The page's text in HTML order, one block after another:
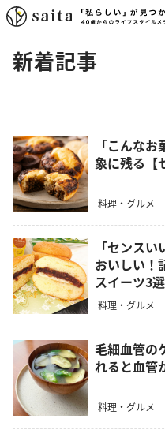
新着記事
「こんな
象に残る【
料理・グルメ
「センス
おいしい！
スイーツ3選
料理・グルメ
毛細血管の
れると血管
料理・グルメ